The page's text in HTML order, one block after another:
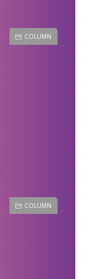
COLUMN
COLUMN